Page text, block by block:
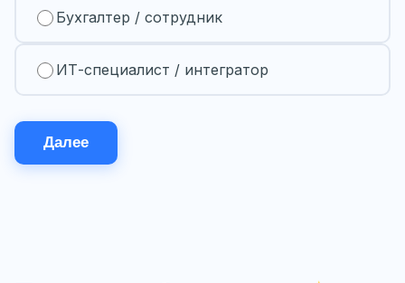
Бухгалтер / сотрудник
ИТ-специалист / интегратор
Далее